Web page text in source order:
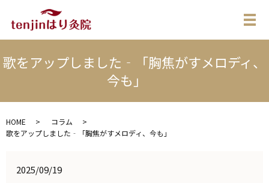
メ
歌をアップしました‐「胸焦がすメロディ、
今も」
HOME
コラム
歌をアップしました‐「胸焦がすメロディ、今も」
2025/09/19